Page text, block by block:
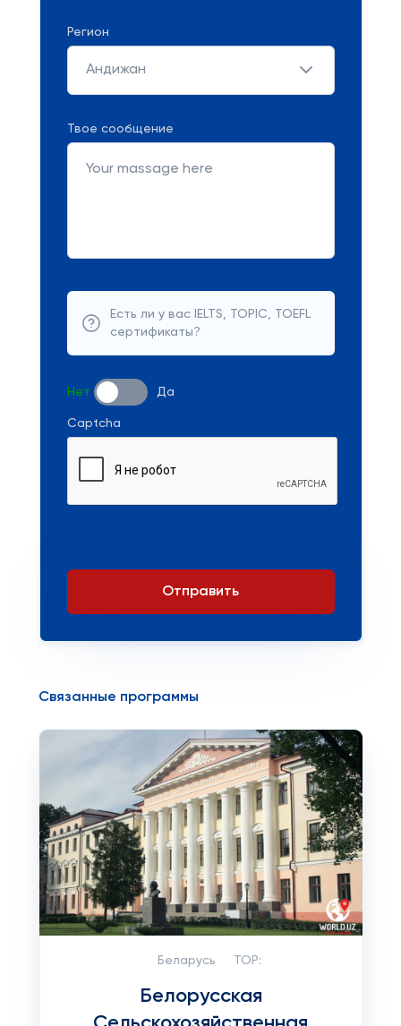
Регион
Андижан
Твое сообщение
Есть ли у вас IELTS, TOPIC, TOEFL
сертификаты?
Нет Да
Captcha
Отправить
Связанные программы
Беларусь TOP:
Белорусская